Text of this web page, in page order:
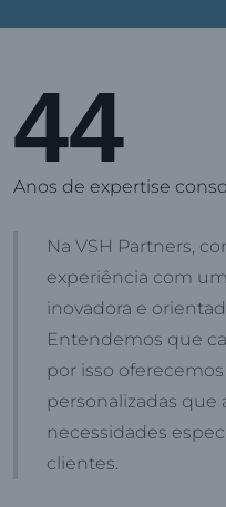
44
Anos de expertise
Na VSH Partners,
experiência com
inovadora e
Entendemos que
por isso
personalizadas que
necessidades
clientes.